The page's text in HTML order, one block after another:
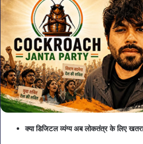
क्या डिजिटल व्यंग्य अब लोकतंत्र के लिए खतरा